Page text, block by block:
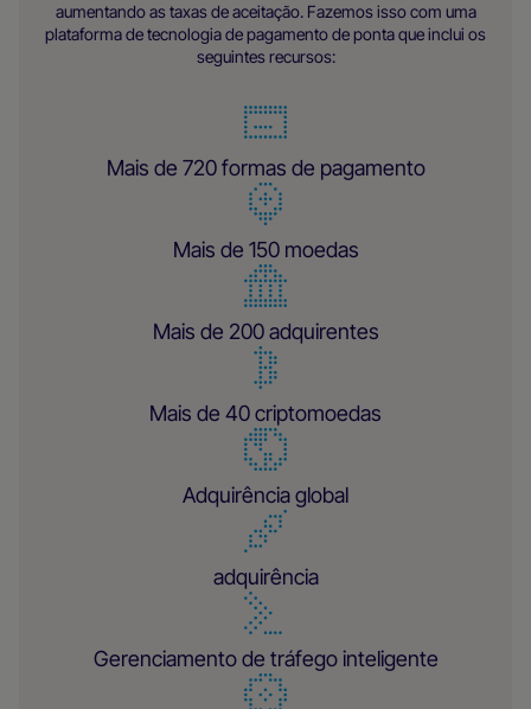
aumentando as taxas de aceitação. Fazemos isso com uma
plataforma de tecnologia de pagamento de ponta que inclui os
seguintes recursos:
Mais de 720 formas de pagamento
Mais de 150 moedas
Mais de 200 adquirentes
Mais de 40 criptomoedas
Adquirência global
adquirência
Gerenciamento de tráfego inteligente